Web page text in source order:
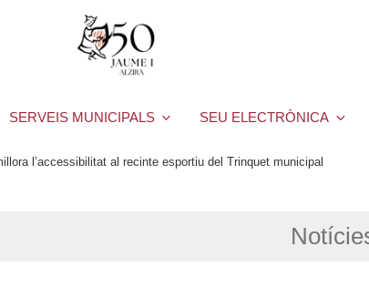
SERVEIS MUNICIPALS SEU ELECTRÒNICA
l’accessibilitat al recinte esportiu del Trinquet municipal